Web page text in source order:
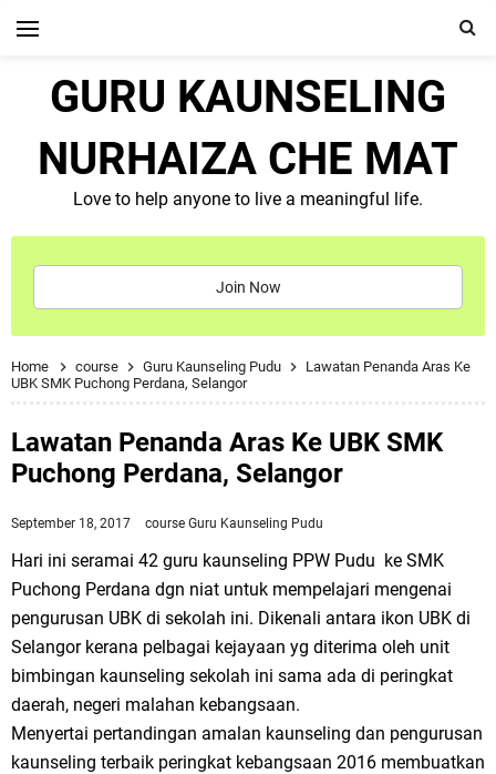
GURU KAUNSELING
NURHAIZA CHE MAT
Love to help anyone to live a meaningful life.
Join Now
Home course Guru Kaunseling Pudu
Lawatan Penanda Aras Ke
UBK SMK Puchong Perdana, Selangor
Lawatan Penanda Aras Ke UBK SMK
Puchong Perdana, Selangor
September 18, 2017 course Guru Kaunseling Pudu
Hari ini seramai 42 guru kaunseling PPW Pudu ke SMK
Puchong Perdana dgn niat untuk mempelajari mengenai
pengurusan UBK di sekolah ini. Dikenali antara ikon UBK di
Selangor kerana pelbagai kejayaan yg diterima oleh unit
bimbingan kaunseling sekolah ini sama ada di peringkat
daerah, negeri malahan kebangsaan.
Menyertai pertandingan amalan kaunseling dan pengurusan
kaunseling terbaik peringkat kebangsaan 2016 membuatkan